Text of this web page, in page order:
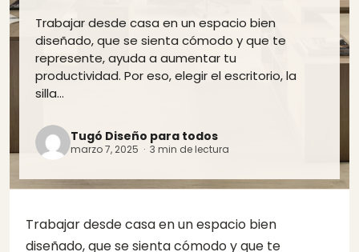
Trabajar desde casa en un espacio bien
diseñado, que se sienta cómodo y que te
represente, ayuda a aumentar tu
productividad. Por eso, elegir el escritorio, la
silla…
Tugó Diseño para todos
marzo 7, 2025 · 3 min de lectura
Trabajar desde casa en un espacio bien
diseñado, que se sienta cómodo y que te